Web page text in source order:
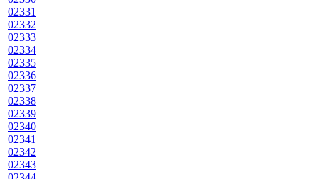
02331
02332
02333
02334
02335
02336
02337
02338
02339
02340
02341
02342
02343